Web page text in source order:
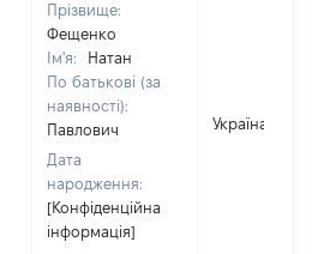
Прізвище:
Фещенко
Ім'я:
Натан
По батькові (за
наявності):
Павлович
Дата
народження:
[Конфіденційна
інформація]
Україна